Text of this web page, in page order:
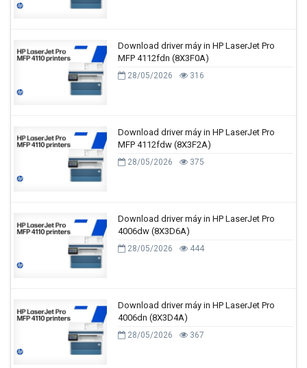
Download driver máy in HP LaserJet Pro
MFP 4112fdn (8X3F0A)
28/05/2026 316
Download driver máy in HP LaserJet Pro
MFP 4112fdw (8X3F2A)
28/05/2026 375
Download driver máy in HP LaserJet Pro
4006dw (8X3D6A)
28/05/2026 444
Download driver máy in HP LaserJet Pro
4006dn (8X3D4A)
28/05/2026 367